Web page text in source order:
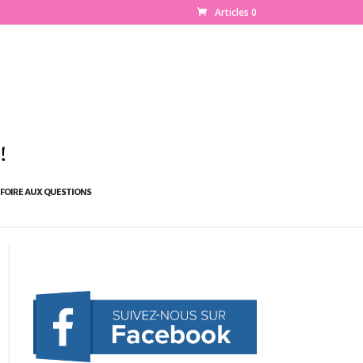
Articles 0
FOIRE AUX QUESTIONS